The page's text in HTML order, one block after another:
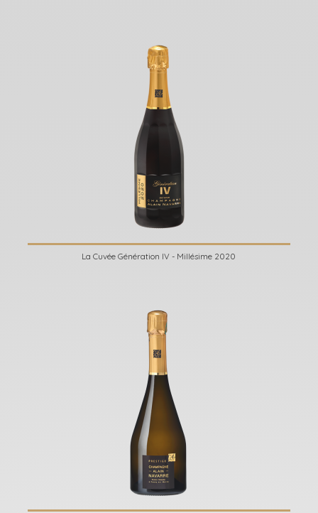
La Cuvée Génération IV - Millésime 2020